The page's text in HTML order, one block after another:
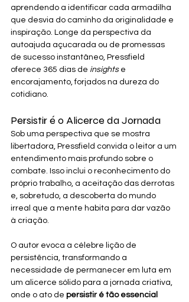
aprendendo a identificar cada armadilha
que desvia do caminho da originalidade e
inspiração. Longe da perspectiva da
autoajuda açucarada ou de promessas
de sucesso instantâneo, Pressfield
oferece 365 dias de insights e
encorajamento, forjados na dureza do
cotidiano.
Persistir é o Alicerce da Jornada
Sob uma perspectiva que se mostra
libertadora, Pressfield convida o leitor a um
entendimento mais profundo sobre o
combate. Isso inclui o reconhecimento do
próprio trabalho, a aceitação das derrotas
e, sobretudo, a descoberta do mundo
irreal que a mente habita para dar vazão
à criação.
O autor evoca a célebre lição de
persistência, transformando a
necessidade de permanecer em luta em
um alicerce sólido para a jornada criativa,
onde o ato de persistir é tão essencial